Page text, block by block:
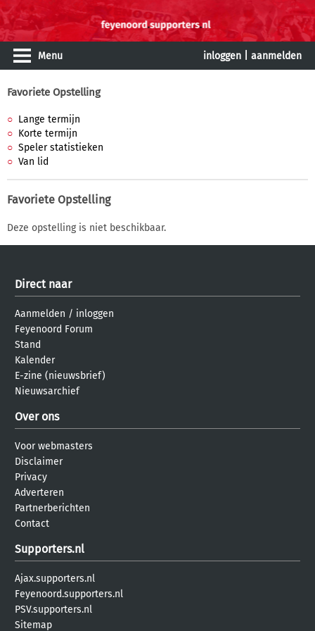
Menu inloggen aanmelden
Favoriete Opstelling
Lange termijn
Korte termijn
Speler statistieken
Van lid
Favoriete Opstelling
Deze opstelling is niet beschikbaar.
Direct naar
Aanmelden / inloggen
Feyenoord Forum
Stand
Kalender
E-zine (nieuwsbrief)
Nieuwsarchief
Over ons
Voor webmasters
Disclaimer
Privacy
Adverteren
Partnerberichten
Contact
Supporters.nl
Ajax.supporters.nl
Feyenoord.supporters.nl
PSV.supporters.nl
Sitemap